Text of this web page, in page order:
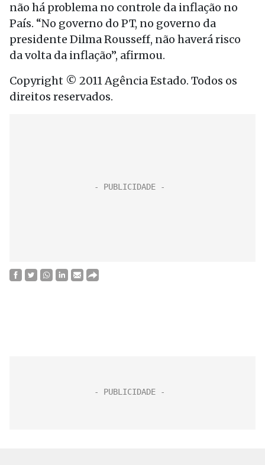
não há problema no controle da inflação no
País. “No governo do PT, no governo da
presidente Dilma Rousseff, não haverá risco
da volta da inflação”, afirmou.
Copyright © 2011 Agência Estado. Todos os
direitos reservados.